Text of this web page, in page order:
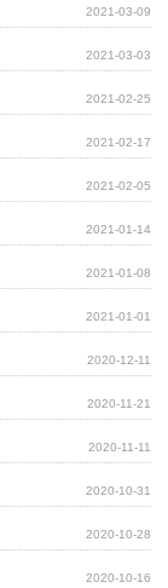
2021-03-09
2021-03-03
2021-02-25
2021-02-17
2021-02-05
2021-01-14
2021-01-08
2021-01-01
2020-12-11
2020-11-21
2020-11-11
2020-10-31
2020-10-28
2020-10-16